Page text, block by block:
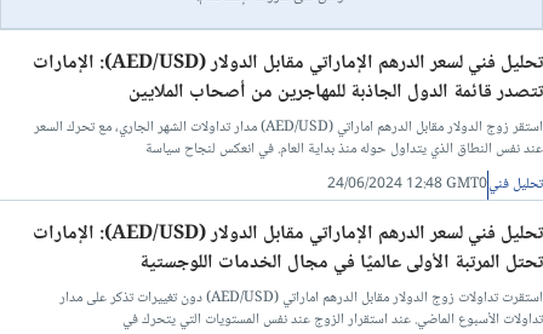
تحليل فني لسعر الدرهم الإماراتي مقابل الدولار (AED/USD): الإمارات
تتصدر قائمة الدول الجاذبة للمهاجرين من أصحاب الملايين
استقر زوج الدولار مقابل الدرهم اماراتي (AED/USD) مدار تداولات الشهر الجاري، مع تحرك السعر
عند نفس النطاق الذي يتداول حوله منذ بداية العام. في انعكس لنجاح سياسة
تحليل فني24/06/2024 12:48 GMT0
تحليل فني لسعر الدرهم الإماراتي مقابل الدولار (AED/USD): الإمارات
تحتل المرتبة الأولى عالميًا في مجال الخدمات اللوجستية
استقرت تداولات زوج الدولار مقابل الدرهم اماراتي (AED/USD) دون تغييرات تذكر على مدار
تداولات الأسبوع الماضي. عند استقرار الزوج عند نفس المستويات التي يتحرك في